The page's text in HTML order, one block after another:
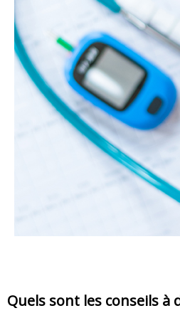
Quels sont les conseils